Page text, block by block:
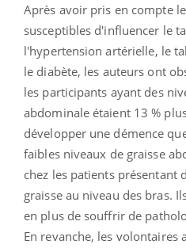
Après avoir pris en compte
susceptibles d'influencer le
l'hypertension artérielle, le
le diabète, les auteurs ont
les participants ayant des
abdominale étaient 13 %
développer une démence
faibles niveaux de graisse
chez les patients présentant
graisse au niveau des bras.
en plus de souffrir de
En revanche, les volontaires